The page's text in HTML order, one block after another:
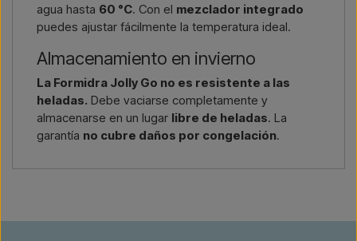
agua hasta 60 °C. Con el mezclador integrado
puedes ajustar fácilmente la temperatura ideal.
Almacenamiento en invierno
La Formidra Jolly Go no es resistente a las
heladas. Debe vaciarse completamente y
almacenarse en un lugar libre de heladas. La
garantía no cubre daños por congelación.